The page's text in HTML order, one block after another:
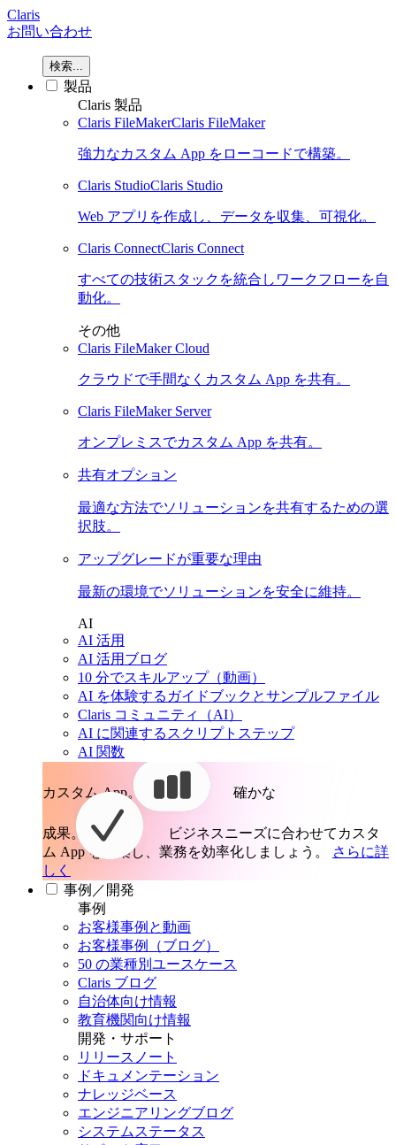
Claris
お問い合わせ
検索...
製品
Claris 製品
Claris FileMakerClaris FileMaker
強力なカスタム App をローコードで構築。
Claris StudioClaris Studio
Web アプリを作成し、データを収集、可視化。
Claris ConnectClaris Connect
すべての技術スタックを統合しワークフローを自
動化。
その他
Claris FileMaker Cloud
クラウドで手間なくカスタム App を共有。
Claris FileMaker Server
オンプレミスでカスタム App を共有。
共有オプション
最適な方法でソリューションを共有するための選
択肢。
アップグレードが重要な理由
最新の環境でソリューションを安全に維持。
AI
AI 活用
AI 活用ブログ
10 分でスキルアップ（動画）
AI を体験するガイドブックとサンプルファイル
Claris コミュニティ（AI）
AI に関連するスクリプトステップ
AI 関数
カスタム App。 確かな
成果。
ビジネスニーズに合わせてカスタ
ム App を構築し、業務を効率化しましょう。
さらに詳
しく
事例／開発
事例
お客様事例と動画
お客様事例（ブログ）
50 の業種別ユースケース
Claris ブログ
自治体向け情報
教育機関向け情報
開発・サポート
リリースノート
ドキュメンテーション
ナレッジベース
エンジニアリングブログ
システムステータス